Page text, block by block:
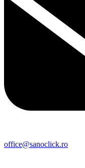
office@sanoclick.ro